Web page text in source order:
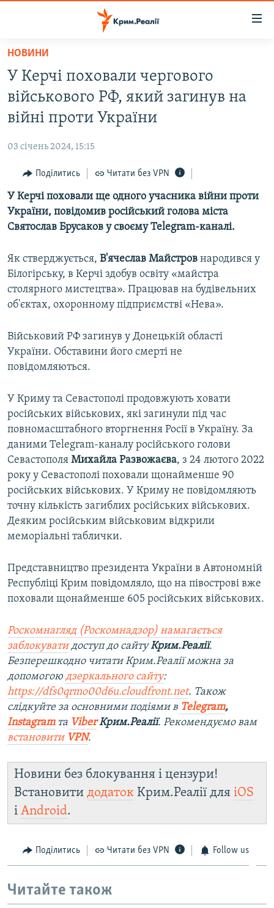
Перейти
основного
матеріалу
Перейти
до
основної
Перейти
пошуку
ВОДА.КРИМ
ВІДЕО ТА ФОТО
БЛОГИ
ПОГЛЯД
ІНТЕРВ'Ю
ВСЕ ЗА ДЕНЬ
ДЕПОРТАЦІЯ
ВІДЕОУРОКИ «ELIFBE»
СВІДЧЕННЯ ОКУПАЦІЇ
ІНФОГРАФІКА
ЯК ОБІЙТИ БЛОКУВАННЯ
Русский
ДОЛУЧАЙСЯ!
Усі сайти RFE/RL
НОВИНИ
У Керчі поховали чергового
військового РФ, який загинув на
війні проти України
03 січень 2024, 15:15
Поділитись Читати без VPN
У Керчі поховали ще одного учасника війни проти
України, повідомив російський голова міста
Святослав Брусаков у своєму Telegram-каналі.
Як стверджується, В'ячеслав Майстров народився у
Білогірську, в Керчі здобув освіту «майстра
столярного мистецтва». Працював на будівельних
об'єктах, охоронному підприємстві «Нева».
Військовий РФ загинув у Донецькій області
України. Обставини його смерті не
повідомляються.
У Криму та Севастополі продовжують ховати
російських військових, які загинули під час
повномасштабного вторгнення Росії в Україну. За
даними Telegram-каналу російського голови
Севастополя Михайла Развожаєва, з 24 лютого 2022
року у Севастополі поховали щонайменше 90
російських військових. У Криму не повідомляють
точну кількість загиблих російських військових.
Деяким російським військовим відкрили
меморіальні таблички.
Представництво президента України в Автономній
Республіці Крим повідомляло, що на півострові вже
поховали щонайменше 605 російських військових.
Роскомнагляд (Роскомнадзор) намагається
заблокуватидоступ до сайтуКрим.Реалії.
Безперешкодно читати Крим.Реалії можна за
допомогою дзеркального сайту:
https://dfs0qrmo00d6u.cloudfront.net. Також
слідкуйте за основними подіями в Telegram,
Instagramта ViberКрим.Реалії. Рекомендуємо вам
встановити VPN.
Новини без блокування і цензури!
Встановити додаток Крим.Реалії для iOS
і Android.
Поділитись Читати без VPN Follow us
Читайте також